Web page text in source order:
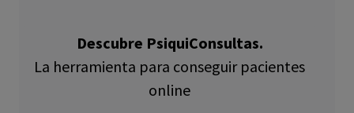
Descubre PsiquiConsultas.
La herramienta para conseguir pacientes
online